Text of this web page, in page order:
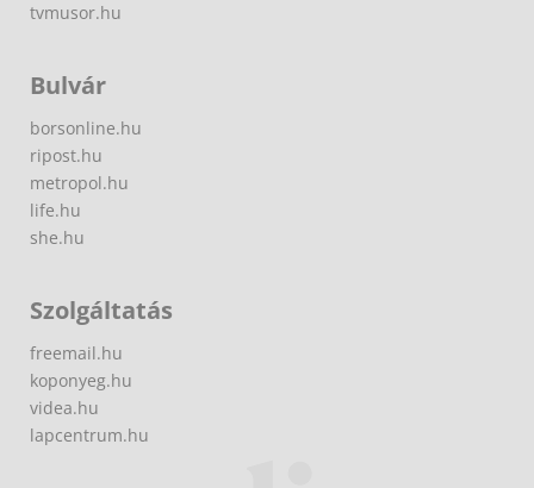
tvmusor.hu
Bulvár
borsonline.hu
ripost.hu
metropol.hu
life.hu
she.hu
Szolgáltatás
freemail.hu
koponyeg.hu
videa.hu
lapcentrum.hu